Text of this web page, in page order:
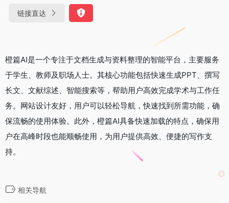
链接直达
橙篇AI是一个专注于文档生成与资料整理的智能平台，主要服务
于学生、教师及职场人士。其核心功能包括快速生成PPT、撰写
长文、文献综述、智能搜索等，帮助用户高效完成学术与工作任
务。网站设计友好，用户可以轻松导航，快速找到所需功能，确
保流畅的使用体验。此外，橙篇AI具备快速加载的特点，确保用
户在高峰时段也能顺畅使用，为用户提供高效、便捷的写作支
持。
相关导航